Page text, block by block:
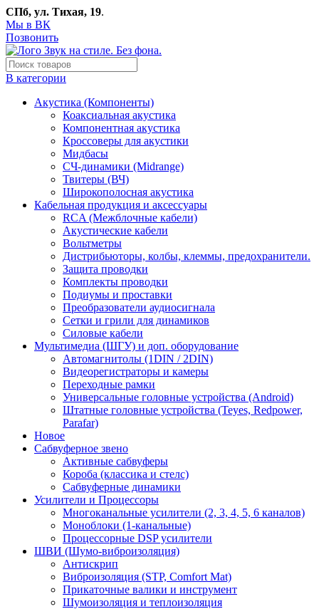
СПб, ул. Тихая, 19.
Мы в ВК
Позвонить
В категории
Акустика (Компоненты)
Коаксиальная акустика
Компонентная акустика
Кроссоверы для акустики
Мидбасы
СЧ-динамики (Midrange)
Твитеры (ВЧ)
Широкополосная акустика
Кабельная продукция и аксессуары
RCA (Межблочные кабели)
Акустические кабели
Вольтметры
Дистрибьюторы, колбы, клеммы, предохранители.
Защита проводки
Комплекты проводки
Подиумы и проставки
Преобразователи аудиосигнала
Сетки и грили для динамиков
Силовые кабели
Мультимедиа (ШГУ) и доп. оборудование
Автомагнитолы (1DIN / 2DIN)
Видеорегистраторы и камеры
Переходные рамки
Универсальные головные устройства (Android)
Штатные головные устройства (Teyes, Redpower,
Parafar)
Новое
Сабвуферное звено
Активные сабвуферы
Короба (классика и стелс)
Сабвуферные динамики
Усилители и Процессоры
Многоканальные усилители (2, 3, 4, 5, 6 каналов)
Моноблоки (1-канальные)
Процессорные DSP усилители
ШВИ (Шумо-виброизоляция)
Антискрип
Виброизоляция (STP, Comfort Mat)
Прикаточные валики и инструмент
Шумоизоляция и теплоизоляция